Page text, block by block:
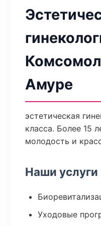
Амуре
эстетическая
класса. Более 15
молодость и
Наши услуги
Уходовые